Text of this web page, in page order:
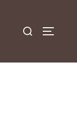
Zoek